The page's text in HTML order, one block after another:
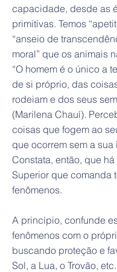
capacidade, desde as
primitivas. Temos
“anseio de
moral” que os animais
“O homem é o único a
de si próprio, das
rodeiam e dos seus
(Marilena Chauí).
coisas que fogem ao
que ocorrem sem a sua
Constata, então, que
Superior que comanda
fenômenos.
A princípio, confunde
fenômenos com o
buscando proteção e
Sol, a Lua, o Trovão,